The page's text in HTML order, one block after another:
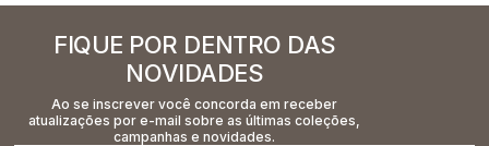
FIQUE POR DENTRO DAS
NOVIDADES
Ao se inscrever você concorda em receber
atualizações por e-mail sobre as últimas coleções,
campanhas e novidades.